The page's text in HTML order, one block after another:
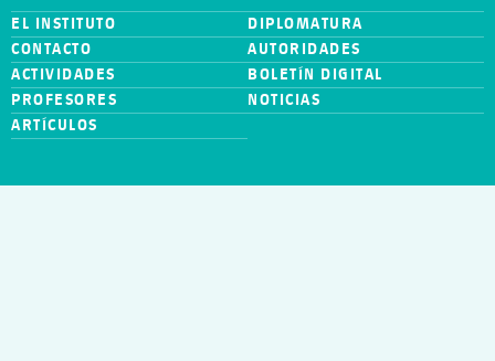
EL INSTITUTO
DIPLOMATURA
CONTACTO
AUTORIDADES
ACTIVIDADES
BOLETÍN DIGITAL
PROFESORES
NOTICIAS
ARTÍCULOS